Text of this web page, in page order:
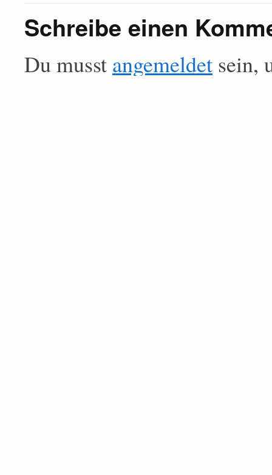
Schreibe einen
Du musst angemeldet sein,